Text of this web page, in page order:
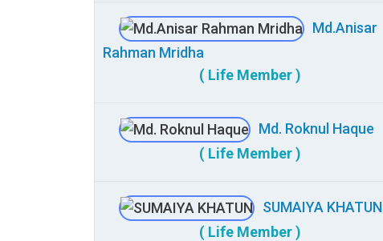
Md.Anisar
Rahman Mridha
( Life Member )
Md. Roknul Haque
( Life Member )
SUMAIYA KHATUN
( Life Member )